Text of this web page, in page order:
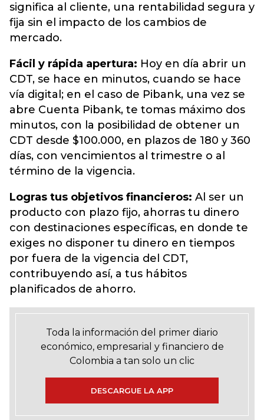
significa al cliente, una rentabilidad segura y
fija sin el impacto de los cambios de
mercado.
Fácil y rápida apertura: Hoy en día abrir un
CDT, se hace en minutos, cuando se hace
vía digital; en el caso de Pibank, una vez se
abre Cuenta Pibank, te tomas máximo dos
minutos, con la posibilidad de obtener un
CDT desde $100.000, en plazos de 180 y 360
días, con vencimientos al trimestre o al
término de la vigencia.
Logras tus objetivos financieros: Al ser un
producto con plazo fijo, ahorras tu dinero
con destinaciones específicas, en donde te
exiges no disponer tu dinero en tiempos
por fuera de la vigencia del CDT,
contribuyendo así, a tus hábitos
planificados de ahorro.
Toda la información del primer diario
económico, empresarial y financiero de
Colombia a tan solo un clic
DESCARGUE LA APP